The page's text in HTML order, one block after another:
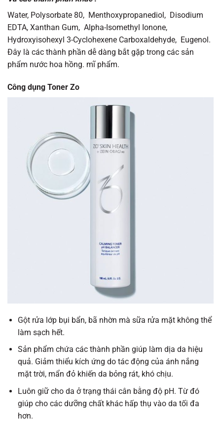
Water, Polysorbate 80, Menthoxypropanediol, Disodium
EDTA, Xanthan Gum, Alpha-Isomethyl Ionone,
Hydroxyisohexyl 3-Cyclohexene Carboxaldehyde, Eugenol.
Đây là các thành phần dễ dàng bắt gặp trong các sản
phẩm nước hoa hồng. mĩ phẩm.
Công dụng Toner Zo
Gột rửa lớp bụi bẩn, bã nhờn mà sữa rửa mặt không thể
làm sạch hết.
Sản phẩm chứa các thành phần giúp làm dịa da hiệu
quả. Giảm thiểu kích ứng do tác động của ánh nắng
mặt trời, mẩn đỏ khiến da bỏng rát, khó chịu.
Luôn giữ cho da ở trạng thái cân bằng độ pH. Từ đó
giúp cho các dưỡng chất khác hấp thụ vào da tối đa
hơn.